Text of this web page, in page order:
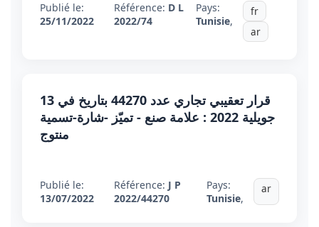
Publié le:
25/11/2022
Référence: D L
2022/74
Pays:
Tunisie,
fr
ar
قرار تعقيبي تجاري عدد 44270 بتاريخ في 13
جويلية 2022 : علامة صنع - تميّز -شارة-تسمية
منتوج
Publié le:
13/07/2022
Référence: J P
2022/44270
Pays:
Tunisie,
ar